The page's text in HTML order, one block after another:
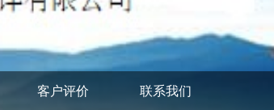
客户评价 联系我们